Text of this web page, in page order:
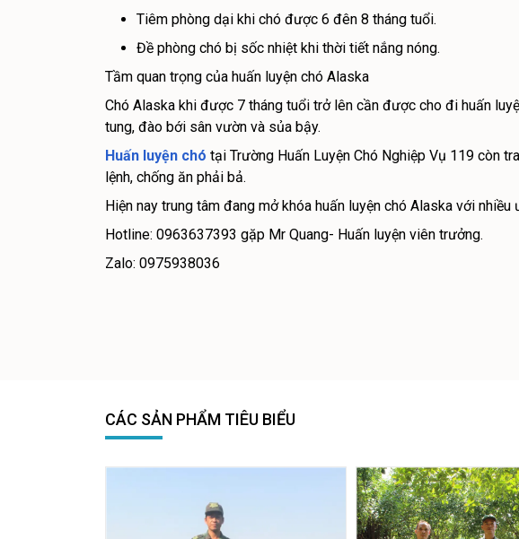
Tiêm phòng dại khi chó được 6 đên 8 tháng tuổi.
Đề phòng chó bị sốc nhiệt khi thời tiết nắng nóng.
Tầm quan trọng của huấn luyện chó Alaska
Chó Alaska khi được 7 tháng tuổi trở lên cần được cho đi huấn
tung, đào bới sân vườn và sủa bậy.
Huấn luyện chó tại Trường Huấn Luyện Chó Nghiệp Vụ 119 còn
lệnh, chống ăn phải bả.
Hiện nay trung tâm đang mở khóa huấn luyện chó Alaska với
Hotline: 0963637393 gặp Mr Quang- Huấn luyện viên trưởng.
Zalo: 0975938036
CÁC SẢN PHẨM TIÊU BIỂU